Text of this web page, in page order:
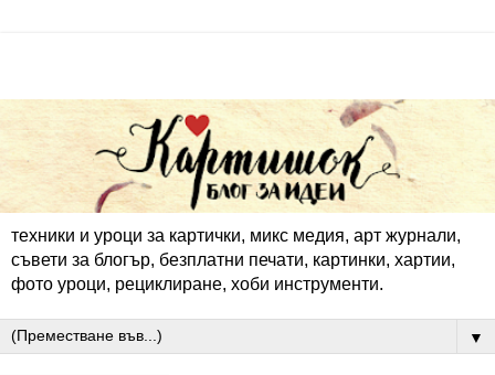
техники и уроци за картички, микс медия, арт журнали,
съвети за блогър, безплатни печати, картинки, хартии,
фото уроци, рециклиране, хоби инструменти.
▼